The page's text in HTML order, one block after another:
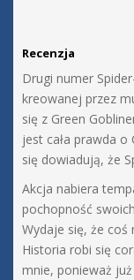
Recenzja
Drugi numer
kreowanej przez
się z Green
jest cała prawda o
się dowiadują, że
Akcja nabiera
pochopność
Wydaje się, że coś
Historia robi się
mnie, ponieważ